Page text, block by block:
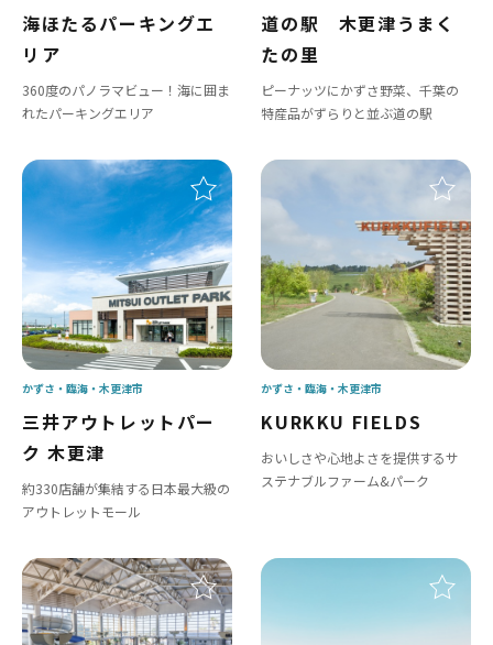
海ほたるパーキングエ
リア
360度のパノラマビュー！海に囲ま
れたパーキングエリア
道の駅 木更津うまく
たの里
ピーナッツにかずさ野菜、千葉の
特産品がずらりと並ぶ道の駅
三井アウトレットパー
ク 木更津
約330店舗が集結する日本最大級の
アウトレットモール
かずさ・臨海 木更津市
KURKKU FIELDS
おいしさや心地よさを提供するサ
ステナブルファーム&パーク
かずさ・臨海 木更津市